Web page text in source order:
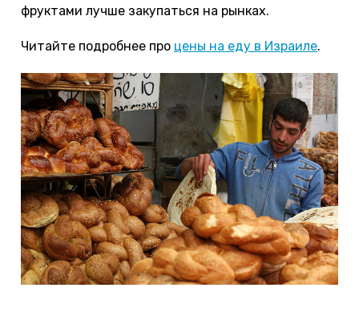
фруктами лучше закупаться на рынках.
Читайте подробнее про цены на еду в Израиле.